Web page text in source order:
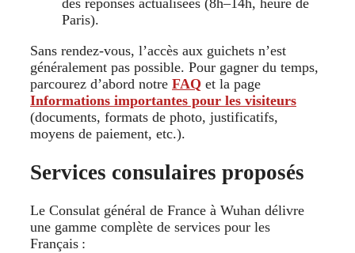
des réponses actualisées (8h–14h, heure de
Paris).
Sans rendez-vous, l’accès aux guichets n’est
généralement pas possible. Pour gagner du temps,
parcourez d’abord notre FAQ et la page
Informations importantes pour les visiteurs
(documents, formats de photo, justificatifs,
moyens de paiement, etc.).
Services consulaires proposés
Le Consulat général de France à Wuhan délivre
une gamme complète de services pour les
Français :